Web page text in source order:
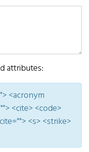
attributes:
<acronym
<cite> <code>
<s> <strike>